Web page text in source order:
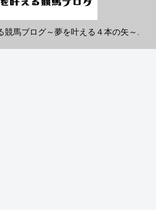
馬ブログ～夢を叶える４本の矢～.